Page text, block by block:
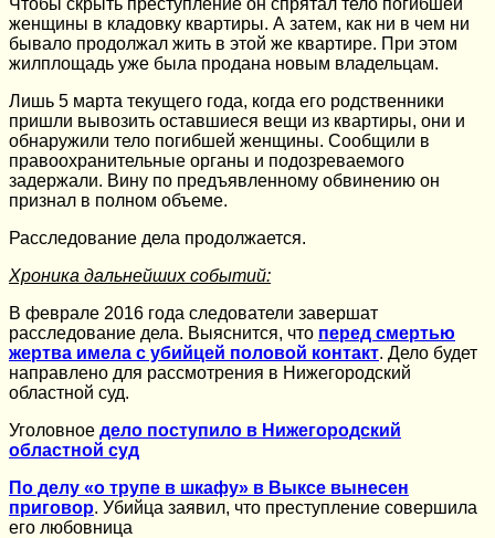
женщины в кладовку квартиры. А затем, как ни в чем ни
бывало продолжал жить в этой же квартире. При этом
жилплощадь уже была продана новым владельцам.
Лишь 5 марта текущего года, когда его родственники
пришли вывозить оставшиеся вещи из квартиры, они и
обнаружили тело погибшей женщины. Сообщили в
правоохранительные органы и подозреваемого
задержали. Вину по предъявленному обвинению он
признал в полном объеме.
Расследование дела продолжается.
Хроника дальнейших событий:
В феврале 2016 года следователи завершат
расследование дела. Выяснится, что перед смертью
жертва имела с убийцей половой контакт. Дело будет
направлено для рассмотрения в Нижегородский
областной суд.
Уголовное дело поступило в Нижегородский
областной суд
По делу «о трупе в шкафу» в Выксе вынесен
приговор. Убийца заявил, что преступление совершила
его любовница